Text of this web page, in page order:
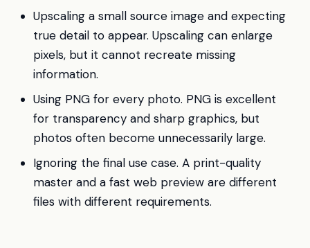
Upscaling a small source image and expecting
true detail to appear. Upscaling can enlarge
pixels, but it cannot recreate missing
information.
Using PNG for every photo. PNG is excellent
for transparency and sharp graphics, but
photos often become unnecessarily large.
Ignoring the final use case. A print-quality
master and a fast web preview are different
files with different requirements.